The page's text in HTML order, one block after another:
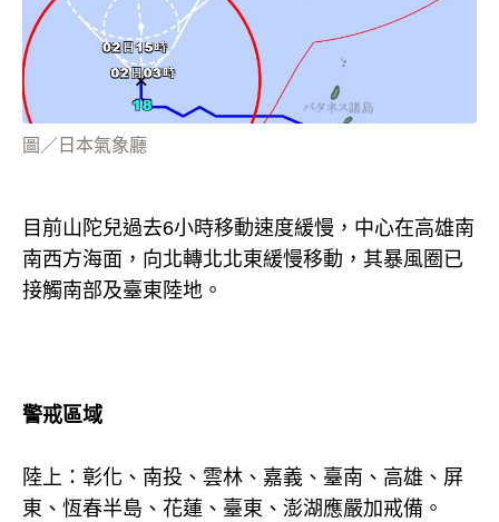
圖／日本氣象廳
目前山陀兒過去6小時移動速度緩慢，中心在高雄南
南西方海面，向北轉北北東緩慢移動，其暴風圈已
接觸南部及臺東陸地。
警戒區域
陸上：彰化、南投、雲林、嘉義、臺南、高雄、屏
東、恆春半島、花蓮、臺東、澎湖應嚴加戒備。